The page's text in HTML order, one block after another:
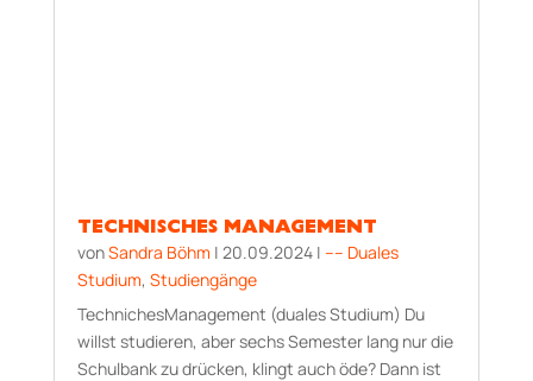
TECHNISCHES MANAGEMENT
vonSandra Böhm | 20.09.2024| –– Duales
Studium, Studiengänge
TechnichesManagement (duales Studium) Du
willst studieren, aber sechs Semester lang nur die
Schulbank zu drücken, klingt auch öde? Dann ist